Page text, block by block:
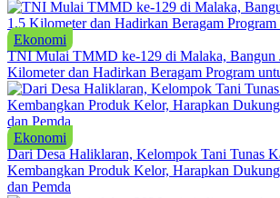
Ekonomi
TNI Mulai TMMD ke-129 di Malaka, Bangun
Kilometer dan Hadirkan Beragam Program
Ekonomi
Dari Desa Haliklaran, Kelompok Tani Tunas
Kembangkan Produk Kelor, Harapkan
dan Pemda